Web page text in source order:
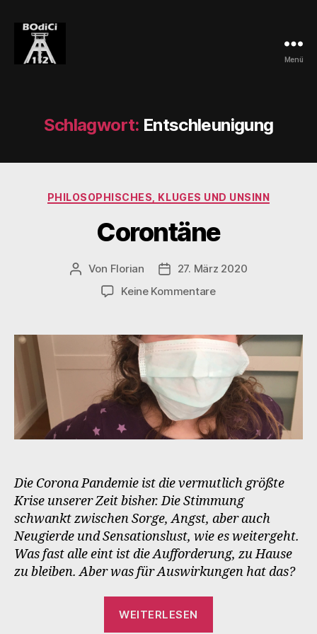
Menü
Schlagwort: Entschleunigung
Kategorien
PHILOSOPHISCHES, KLUGES UND UNSINN
Corontäne
Beitragsautor
Von Florian Veröffentlichungsdatum
27. März 2020
Keine Kommentarezu
Die Corona Pandemie ist die vermutlich größte
Krise unserer Zeit bisher. Die Stimmung
schwankt zwischen Sorge, Angst, aber auch
Neugierde und Sensationslust, wie es weitergeht.
Was fast alle eint ist die Aufforderung, zu Hause
zu bleiben. Aber was für Auswirkungen hat das?
WEITERLESEN